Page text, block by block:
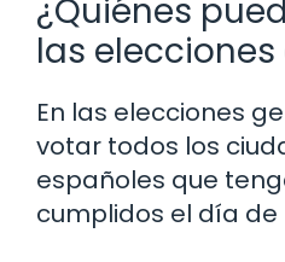
¿Quiénes
las
En las elecciones
votar todos los
españoles que
cumplidos el día de